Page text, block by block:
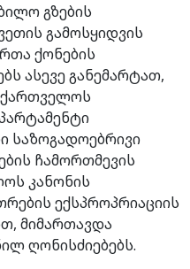
გზების
გამოსყიდვის
ქონების
ასევე განემარტათ,
საზოგადოებრივი
ჩამორთმევის
კანონის
ექსპროპრიაციის
მიმართავდა
ღონისძიებებს.